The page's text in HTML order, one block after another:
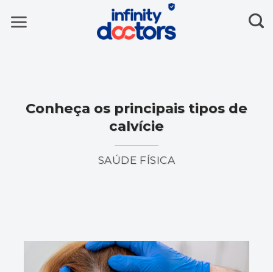
Conheça os principais tipos de
calvície
SAÚDE FÍSICA